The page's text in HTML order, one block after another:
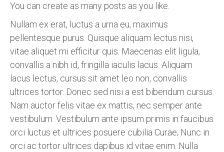
You can create as many posts as you like.
Nullam ex erat, luctus a urna eu, maximus
pellentesque purus. Quisque aliquam lectus nisi,
vitae aliquet mi efficitur quis. Maecenas elit ligula,
convallis a nibh id, fringilla iaculis lacus. Aliquam
lacus lectus, cursus sit amet leo non, convallis
ultrices tortor. Donec sed nisi a est bibendum cursus.
Nam auctor felis vitae ex mattis, nec semper ante
vestibulum. Vestibulum ante ipsum primis in faucibus
orci luctus et ultrices posuere cubilia Curae; Nunc in
orci ac tortor ultrices dapibus id vitae enim. Nulla